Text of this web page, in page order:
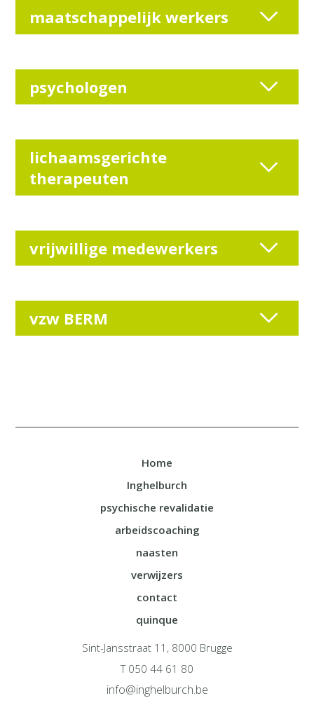
maatschappelijk werkers
psychologen
lichaamsgerichte
therapeuten
vrijwillige medewerkers
vzw BERM
Home
Inghelburch
psychische revalidatie
arbeidscoaching
naasten
verwijzers
contact
quinque
Sint-Jansstraat 11, 8000 Brugge
T 050 44 61 80
info@inghelburch.be